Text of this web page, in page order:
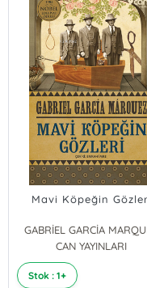
Mavi Köpeğin
GABRİEL GARCİA
CAN YAYINLARI
Stok : 1+